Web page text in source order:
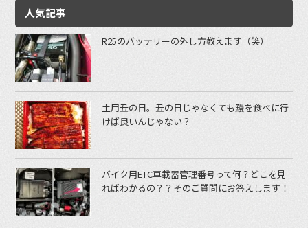
人気記事
R25のバッテリーの外し方教えます（笑）
土用丑の日。丑の日じゃなくても鰻を食べに行
けば良いんじゃない？
バイク用ETC車載器管理番号って何？どこを見
ればわかるの？？そのご質問にお答えします！